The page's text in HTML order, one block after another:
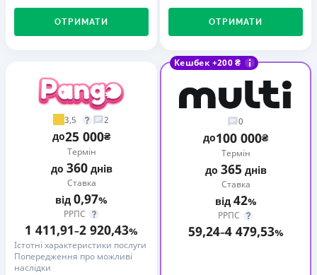
ОТРИМАТИ ОТРИМАТИ
3,5 2
до25 000₴
Термін
до 360днів
Ставка
від 0,97%
РРПС
1 411,91–2 920,43%
Істотні характеристики послуги
Попередження про можливі
наслідки
Кешбек +200 ₴
0
до100 000₴
Термін
до 365днів
Ставка
від 42%
РРПС
59,24–4 479,53%